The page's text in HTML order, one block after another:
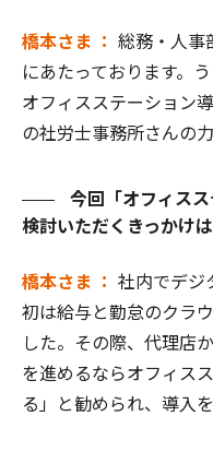
橋本さま ： 総務・人事
にあたっております。
オフィスステーション
の社労士事務所さんの
今回「オフィス
検討いただくきっかけ
橋本さま ： 社内でデジ
初は給与と勤怠のクラ
した。その際、代理店
を進めるならオフィス
る」と勧められ、導入